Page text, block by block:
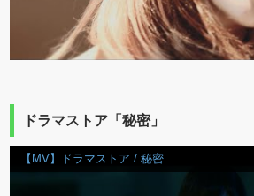
ドラマストア「秘密」
【MV】ドラマストア / 秘密